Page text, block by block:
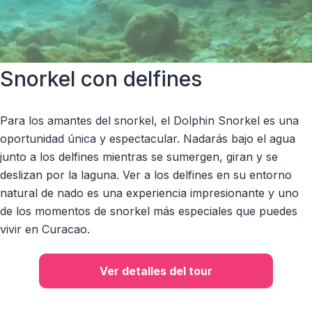
Snorkel con delfines
Para los amantes del snorkel, el Dolphin Snorkel es una
oportunidad única y espectacular. Nadarás bajo el agua
junto a los delfines mientras se sumergen, giran y se
deslizan por la laguna. Ver a los delfines en su entorno
natural de nado es una experiencia impresionante y uno
de los momentos de snorkel más especiales que puedes
vivir en Curacao.
Ver detalles del tour